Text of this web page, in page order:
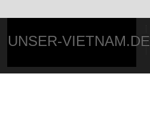
UNSER-VIETNAM.DE